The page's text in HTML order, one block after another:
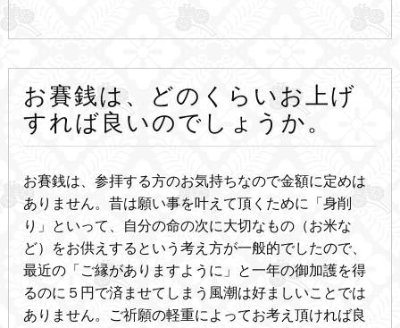
お賽銭は、どのくらいお上げ
すれば良いのでしょうか。
お賽銭は、参拝する方のお気持ちなので金額に定めは
ありません。昔は願い事を叶えて頂くために「身削
り」といって、自分の命の次に大切なもの（お米な
ど）をお供えするという考え方が一般的でしたので、
最近の「ご縁がありますように」と一年の御加護を得
るのに５円で済ませてしまう風潮は好ましいことでは
ありません。ご祈願の軽重によってお考え頂ければ良